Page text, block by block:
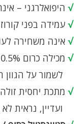
√ היפואלרגני –
√ עמידה בפני
√ אינה משחירה
√ מכילה כרום 10.5% ממשקלה, מה שמסייע
לשמור על הגוון
√ מתכת יחסית
ועדיין, נראית